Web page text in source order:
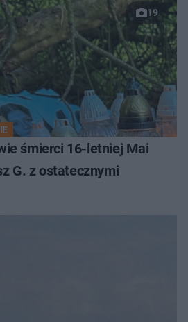
19
śmierci 16-letniej Mai
G. z ostatecznymi